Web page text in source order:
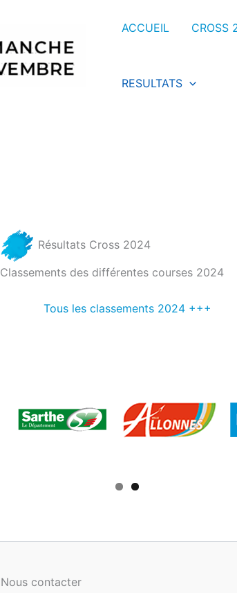
ACCUEIL CROSS
RESULTATS
Résultats Cross 2024
Classements des différentes courses 2024
Tous les classements 2024 +++
Nous contacter